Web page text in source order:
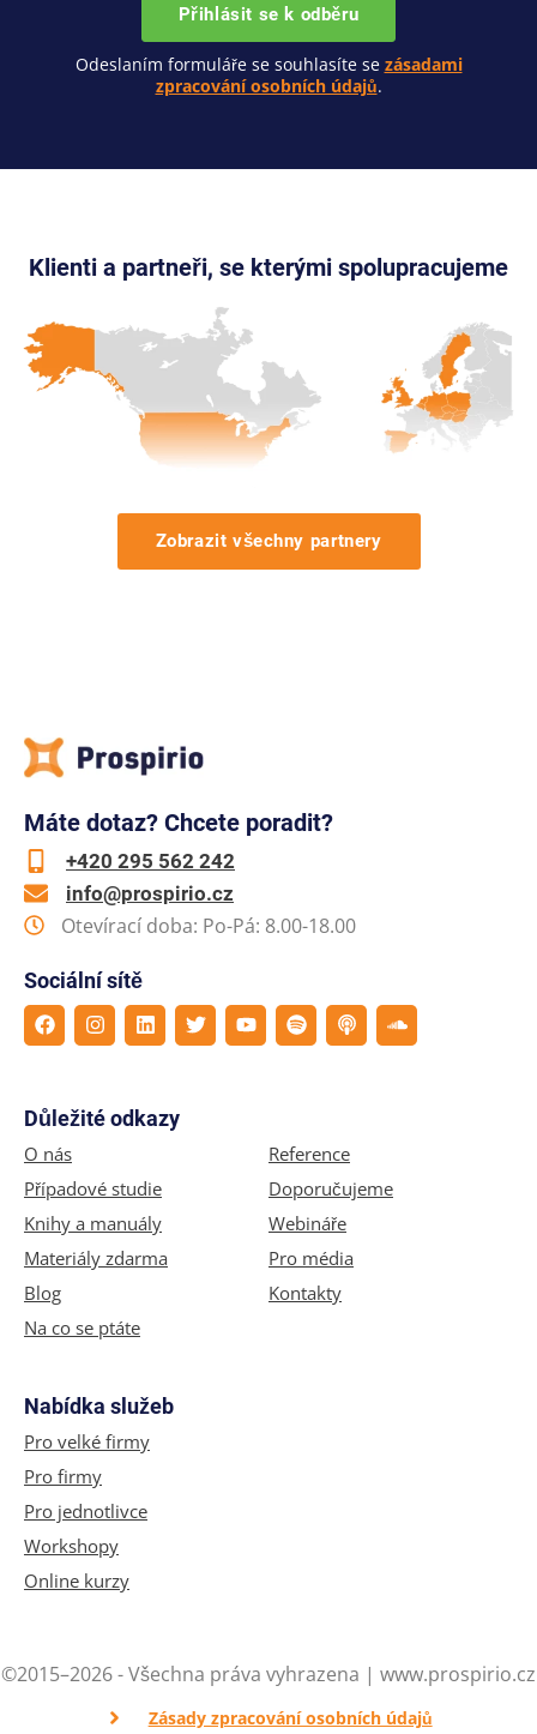
Přihlásit se k odběru
Odeslaním formuláře se souhlasíte se zásadami
zpracování osobních údajů.
Klienti a partneři, se kterými spolupracujeme
Zobrazit všechny partnery
Máte dotaz? Chcete poradit?
+420 295 562 242
info@prospirio.cz
Otevírací doba: Po-Pá: 8.00-18.00
Sociální sítě
Důležité odkazy
O nás
Případové studie
Knihy a manuály
Materiály zdarma
Blog
Na co se ptáte
Reference
Doporučujeme
Webináře
Pro média
Kontakty
Nabídka služeb
Pro velké firmy
Pro firmy
Pro jednotlivce
Workshopy
Online kurzy
©2015–2026 - Všechna práva vyhrazena | www.prospirio.cz
Zásady zpracování osobních údajů